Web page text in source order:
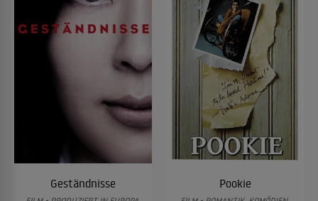
Geständnisse Pookie